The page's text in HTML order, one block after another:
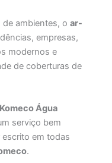
de ambientes, oar-
empresas,
modernos e
de coberturas de
Água
serviço bem
em todas
.